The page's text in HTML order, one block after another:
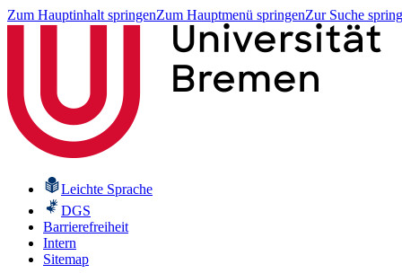
Zum Hauptinhalt springenZum Hauptmenü springenZur Suche
Leichte Sprache
DGS
Barrierefreiheit
Intern
Sitemap